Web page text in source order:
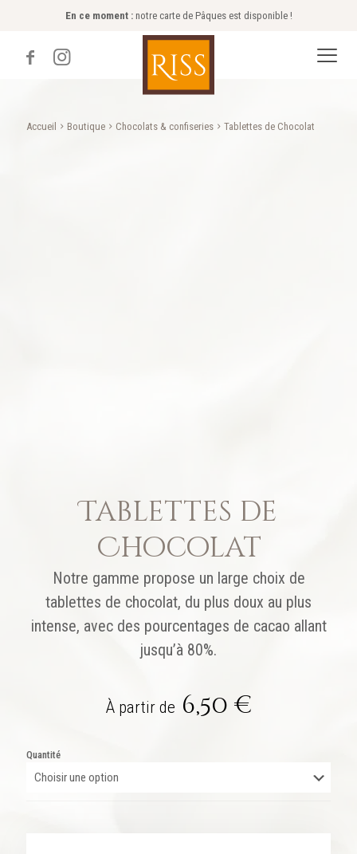
En ce moment :notre carte de Pâques est disponible !
Accueil Boutique Chocolats & confiseries Tablettes de Chocolat
Tablettes de
Chocolat
Notre gamme propose un large choix de
tablettes de chocolat, du plus doux au plus
intense, avec des pourcentages de cacao allant
jusqu’à 80%.
À partir de 6,50 €
Quantité